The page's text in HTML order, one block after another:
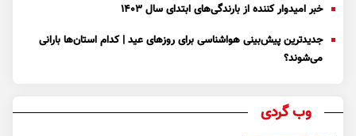
خبر امیدوار کننده از بارندگی‌های ابتدای سال ۱۴۰۳
جدیدترین پیش‌بینی هواشناسی برای روزهای عید | کدام استان‌ها بارانی
می‌شوند؟
وب گردی